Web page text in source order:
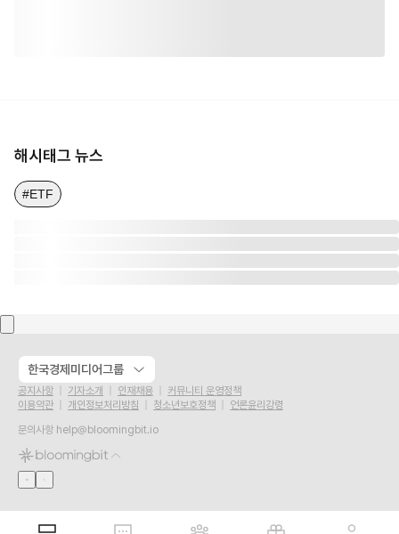
해시태그 뉴스
#ETF
한국경제미디어그룹
공지사항 기자소개 인재채용
커뮤니티 운영정책
이용약관
개인정보처리방침 청소년보호정책
언론윤리강령
문의사항 help@bloomingbit.io